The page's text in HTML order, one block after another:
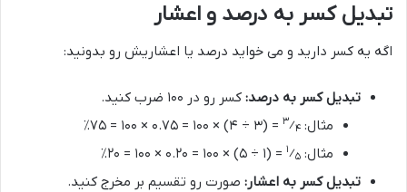
تبدیل کسر به درصد و اعشار
اگه یه کسر دارید و می خواید درصد یا اعشاریش رو بدونید:
تبدیل کسر به درصد: کسر رو در ۱۰۰ ضرب کنید.
مثال:
۳⁄۴
= (۳ ÷ ۴) × ۱۰۰ = ۰.۷۵ × ۱۰۰ = ۷۵٪
مثال:
۱⁄۵
= (۱ ÷ ۵) × ۱۰۰ = ۰.۲۰ × ۱۰۰ = ۲۰٪
تبدیل کسر به اعشار: صورت رو تقسیم بر مخرج کنید.